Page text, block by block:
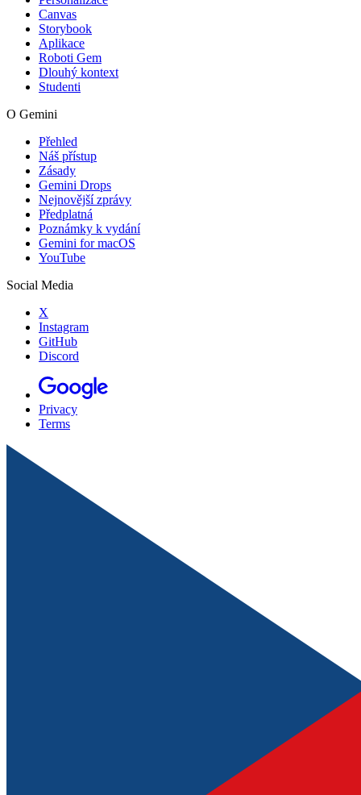
Canvas
Storybook
Aplikace
Roboti Gem
Dlouhý kontext
Studenti
O Gemini
Přehled
Náš přístup
Zásady
Gemini Drops
Nejnovější zprávy
Předplatná
Poznámky k vydání
Gemini for macOS
YouTube
Social Media
X
Instagram
GitHub
Discord
Privacy
Terms